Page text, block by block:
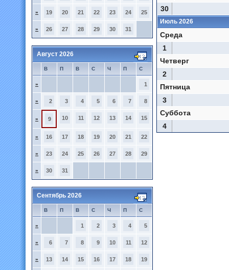
» 19 20 21 22 23 24 25
» 26 27 28 29 30 31
Август 2026
В П В С Ч П С
» 1
» 2 3 4 5 6 7 8
» 9 10 11 12 13 14 15
» 16 17 18 19 20 21 22
» 23 24 25 26 27 28 29
» 30 31
Сентябрь 2026
В П В С Ч П С
» 1 2 3 4 5
» 6 7 8 9 10 11 12
» 13 14 15 16 17 18 19
30
Июль 2026
Среда
1
Четверг
2
Пятница
3
Суббота
4